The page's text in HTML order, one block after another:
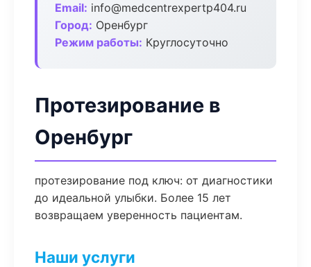
Email: info@medcentrexpertp404.ru
Город: Оренбург
Режим работы: Круглосуточно
Протезирование в
Оренбург
протезирование под ключ: от диагностики
до идеальной улыбки. Более 15 лет
возвращаем уверенность пациентам.
Наши услуги